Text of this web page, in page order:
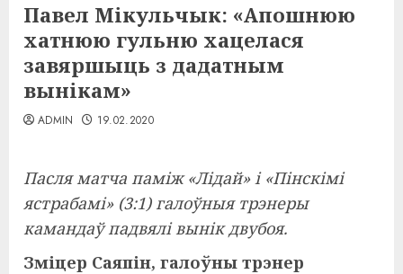
Павел Мікульчык: «Апошнюю
хатнюю гульню хацелася
завяршыць з дадатным
вынікам»
ADMIN 19.02.2020
Пасля матча паміж «Лідай» і «Пінскімі
ястрабамі» (3:1) галоўныя трэнеры
камандаў падвялі вынік двубоя.
Зміцер Саяпін, галоўны трэнер